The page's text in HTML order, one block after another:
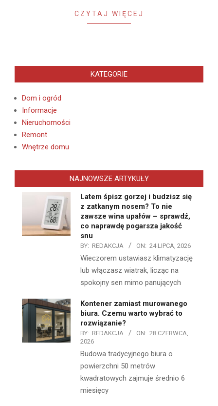
CZYTAJ WIĘCEJ
KATEGORIE
Dom i ogród
Informacje
Nieruchomości
Remont
Wnętrze domu
NAJNOWSZE ARTYKUŁY
Latem śpisz gorzej i budzisz się
z zatkanym nosem? To nie
zawsze wina upałów – sprawdź,
co naprawdę pogarsza jakość
snu
BY: REDAKCJA ON: 24 LIPCA, 2026
Wieczorem ustawiasz klimatyzację
lub włączasz wiatrak, licząc na
spokojny sen mimo panujących
Kontener zamiast murowanego
biura. Czemu warto wybrać to
rozwiązanie?
BY: REDAKCJA ON: 28 CZERWCA,
2026
Budowa tradycyjnego biura o
powierzchni 50 metrów
kwadratowych zajmuje średnio 6
miesięcy